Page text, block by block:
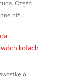
Części
niż…
kołach
o